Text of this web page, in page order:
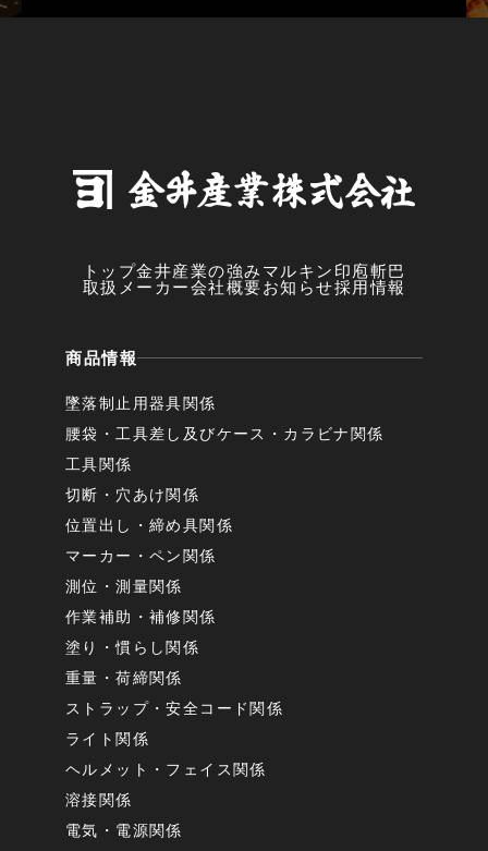
トップ金井産業の強み マルキン印 庖斬巴
取扱メーカー会社概要お知らせ採用情報
商品情報
墜落制止用器具関係
腰袋・工具差し及びケース・カラビナ関係
工具関係
切断・穴あけ関係
位置出し・締め具関係
マーカー・ペン関係
測位・測量関係
作業補助・補修関係
塗り・慣らし関係
重量・荷締関係
ストラップ・安全コード関係
ライト関係
ヘルメット・フェイス関係
溶接関係
電気・電源関係